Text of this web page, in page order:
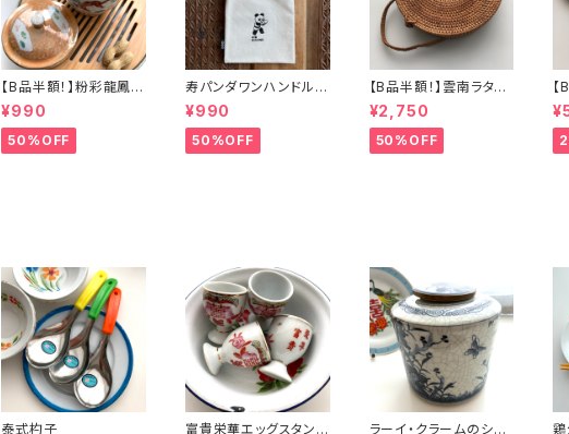
【B品半額！】粉彩龍鳳図
蓋碗（80年代景徳鎮デ
ッドストック）
¥990
50%OFF
寿パンダワンハンドルバ
ッグ
¥990
50%OFF
【B品半額！】雲南ラタン
カゴバッグ
¥2,750
50%OFF
年
泰式杓子
富貴栄華エッグスタンド
ラーイ・クラームのシノ
鶏